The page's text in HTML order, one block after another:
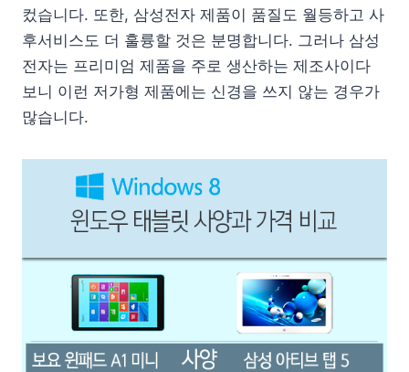
컸습니다. 또한, 삼성전자 제품이 품질도 월등하고 사
후서비스도 더 훌륭할 것은 분명합니다. 그러나 삼성
전자는 프리미엄 제품을 주로 생산하는 제조사이다
보니 이런 저가형 제품에는 신경을 쓰지 않는 경우가
많습니다.